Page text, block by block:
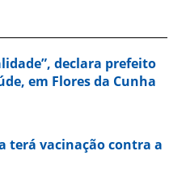
declara prefeito
em Flores da Cunha
terá vacinação contra a